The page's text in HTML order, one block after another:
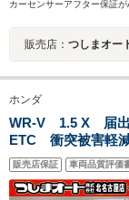
カーセンサーアフター保証
販売店： つしまオー
ホンダ
WR-V 1.5 X 届出
ETC 衝突被害軽
ートキー アダク
オートエアコン
ミラー 禁煙車
販売店保証 車両品質評価